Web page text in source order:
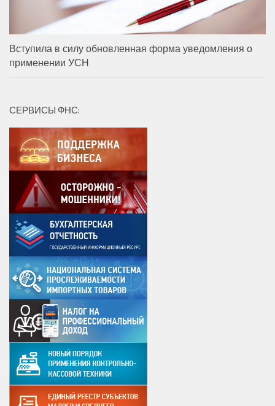
Вступила в силу обновленная форма уведомления о
применении УСН
СЕРВИСЫ ФНС: